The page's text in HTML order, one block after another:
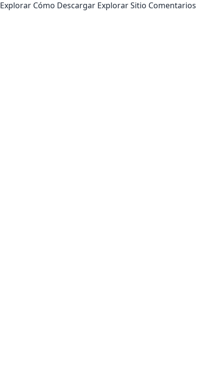
Explorar Cómo Descargar Explorar Sitio Comentarios